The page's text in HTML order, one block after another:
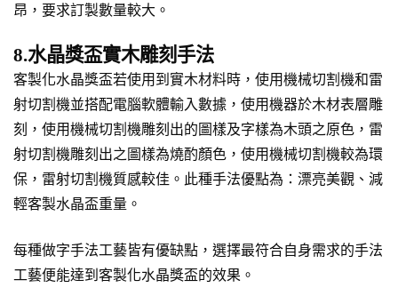
昂，要求訂製數量較大。
8.水晶獎盃實木雕刻手法
客製化水晶獎盃若使用到實木材料時，使用機械切割機和雷
射切割機並搭配電腦軟體輸入數據，使用機器於木材表層雕
刻，使用機械切割機雕刻出的圖樣及字樣為木頭之原色，雷
射切割機雕刻出之圖樣為燒酌顏色，使用機械切割機較為環
保，雷射切割機質感較佳。此種手法優點為：漂亮美觀、減
輕客製水晶盃重量。
每種做字手法工藝皆有優缺點，選擇最符合自身需求的手法
工藝便能達到客製化水晶獎盃的效果。